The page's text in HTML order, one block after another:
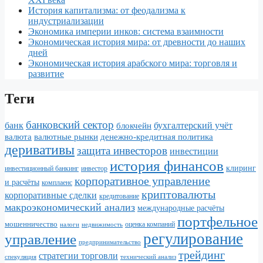
История капитализма: от феодализма к
индустриализации
Экономика империи инков: система взаимности
Экономическая история мира: от древности до наших
дней
Экономическая история арабского мира: торговля и
развитие
Теги
банк банковский сектор блокчейн бухгалтерский учёт
валюта валютные рынки денежно-кредитная политика
деривативы защита инвесторов инвестиции
инвестиционный банкинг инвестор история финансов клиринг
и расчёты комплаенс корпоративное управление
корпоративные сделки кредитование криптовалюты
макроэкономический анализ международные расчёты
мошенничество налоги недвижимость оценка компаний портфельное
управление предпринимательство регулирование
спекуляция стратегии торговли технический анализ трейдинг